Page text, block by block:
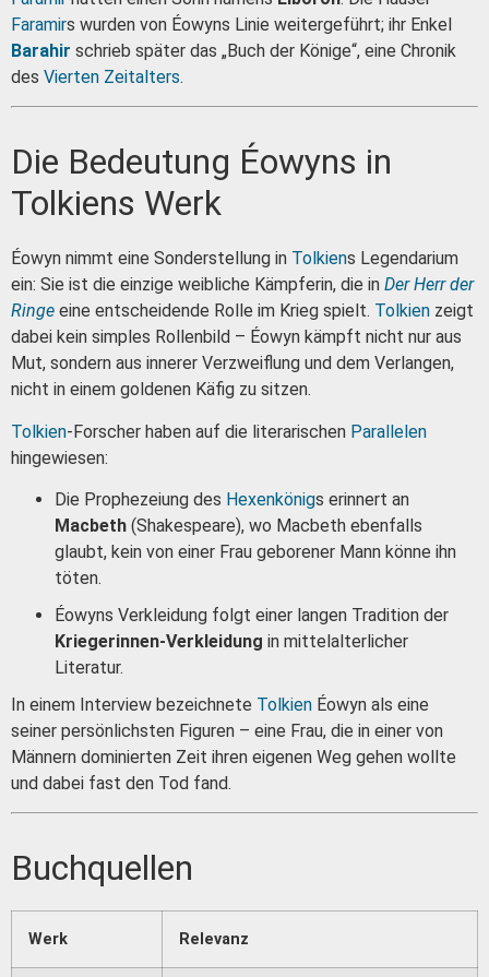
Faramirs wurden von Éowyns Linie weitergeführt; ihr Enkel
Barahir schrieb später das „Buch der Könige“, eine Chronik
des Vierten Zeitalters.
Die Bedeutung Éowyns in
Tolkiens Werk
Éowyn nimmt eine Sonderstellung in Tolkiens Legendarium
ein: Sie ist die einzige weibliche Kämpferin, die in Der Herr der
Ringe eine entscheidende Rolle im Krieg spielt. Tolkien zeigt
dabei kein simples Rollenbild – Éowyn kämpft nicht nur aus
Mut, sondern aus innerer Verzweiflung und dem Verlangen,
nicht in einem goldenen Käfig zu sitzen.
Tolkien-Forscher haben auf die literarischen Parallelen
hingewiesen:
Die Prophezeiung des Hexenkönigs erinnert an
Macbeth (Shakespeare), wo Macbeth ebenfalls
glaubt, kein von einer Frau geborener Mann könne ihn
töten.
Éowyns Verkleidung folgt einer langen Tradition der
Kriegerinnen-Verkleidung in mittelalterlicher
Literatur.
In einem Interview bezeichnete Tolkien Éowyn als eine
seiner persönlichsten Figuren – eine Frau, die in einer von
Männern dominierten Zeit ihren eigenen Weg gehen wollte
und dabei fast den Tod fand.
Buchquellen
Werk Relevanz